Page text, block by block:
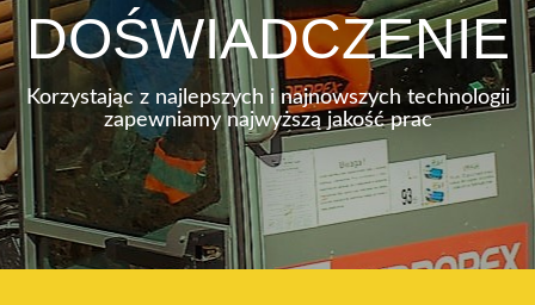
DOŚWIADCZENIE
Korzystając z najlepszych i najnowszych technologii
zapewniamy najwyższą jakość prac